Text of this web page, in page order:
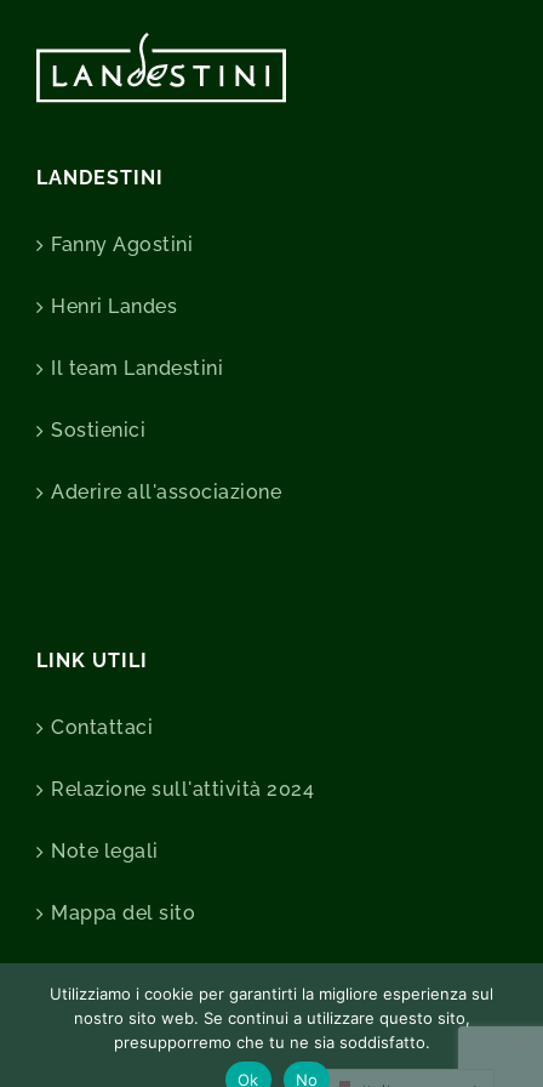
LANDESTINI
Fanny Agostini
Henri Landes
Il team Landestini
Sostienici
Aderire all'associazione
LINK UTILI
Contattaci
Relazione sull'attività 2024
Note legali
Mappa del sito
Utilizziamo i cookie per garantirti la migliore esperienza sul
nostro sito web. Se continui a utilizzare questo sito,
presupporremo che tu ne sia soddisfatto.
Ok
No